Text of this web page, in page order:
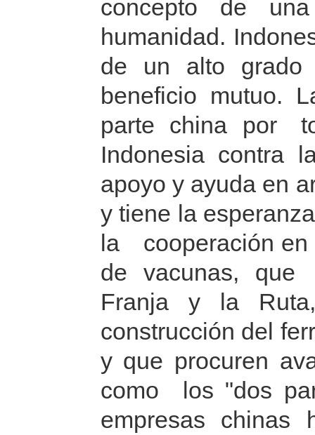
concepto de
humanidad.
de un alto
beneficio mutuo.
parte china por
Indonesia contra
apoyo y ayuda en
y tiene la
la cooperación en
de vacunas, que
Franja y la
construcción del
y que procuren
como los "dos
empresas chinas